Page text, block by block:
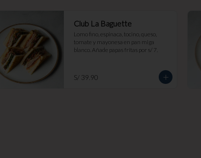
Club La Baguette
Lomo fino, espinaca, tocino, queso,
tomate y mayonesa en pan miga
blanco. Añade papas fritas por s/ 7.
S/ 39.90